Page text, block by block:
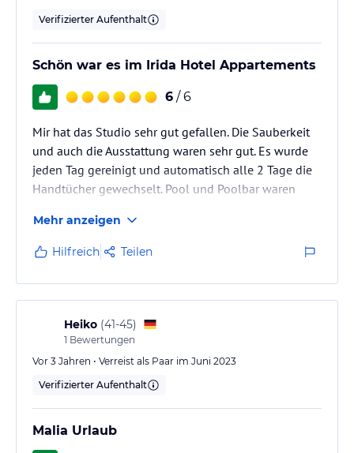
Angaben ohne Gewähr. Bitte lies vor der Buchung die
Verifizierter Aufenthalt
Schön war es im Irida Hotel Appartements
6 / 6
Mir hat das Studio sehr gut gefallen. Die Sauberkeit
und auch die Ausstattung waren sehr gut. Es wurde
jeden Tag gereinigt und automatisch alle 2 Tage die
Handtücher gewechselt. Pool und Poolbar waren
eine kleine Auswahl an Snacks die geschmacklich
gut waren.alle Angestellten mit denen ich Kontakt
hatte waren immer hilfsbereit und freundlich. Für
diesen äußerst günstigen Preis war das hotel wirklich
gut.
Mehr anzeigen
Hilfreich Teilen
Heiko (41-45)
1 Bewertungen
Vor 3 Jahren • Verreist als Paar im Juni 2023
Verifizierter Aufenthalt
Malia Urlaub